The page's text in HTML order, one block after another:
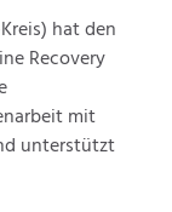
hat den
Recovery
mit
unterstützt